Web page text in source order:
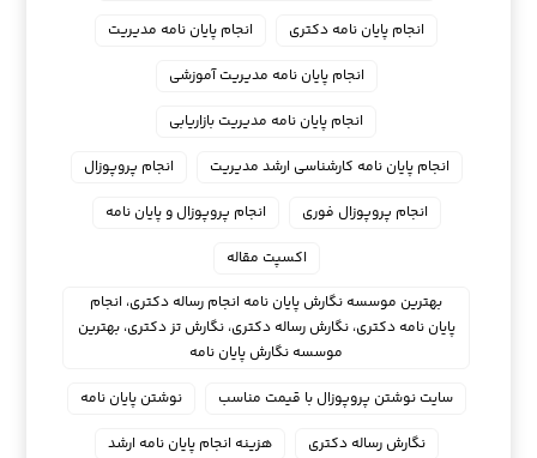
انجام پایان نامه دکتری
انجام پایان نامه مدیریت
انجام پایان نامه مدیریت آموزشی
انجام پایان نامه مدیریت بازاریابی
انجام پایان نامه کارشناسی ارشد مدیریت
انجام پروپوزال
انجام پروپوزال فوری
انجام پروپوزال و پایان نامه
اکسپت مقاله
بهترین موسسه نگارش پایان نامه انجام رساله دکتری، انجام
پایان نامه دکتری، نگارش رساله دکتری، نگارش تز دکتری، بهترین
موسسه نگارش پایان نامه
سایت نوشتن پروپوزال با قیمت مناسب
نوشتن پایان نامه
نگارش رساله دکتری
هزینه انجام پایان نامه ارشد